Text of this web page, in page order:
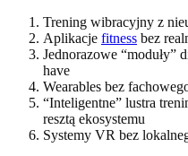
Trening wibracyjny z
Aplikacje fitness bez
Jednorazowe “moduły”
have
Wearables bez
“Inteligentne” lustra
resztą ekosystemu
Systemy VR bez